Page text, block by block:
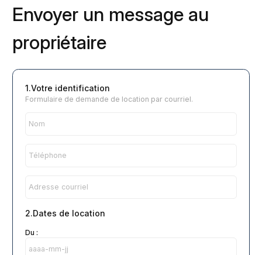
Envoyer un message au
propriétaire
Formulaire de demande de location par courriel.
1.Votre identification
2.Dates de location
Du :